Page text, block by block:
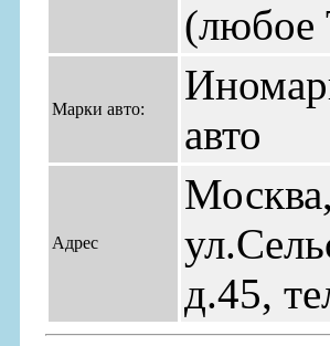
Марки авто:
авто
Адрес
д.45,